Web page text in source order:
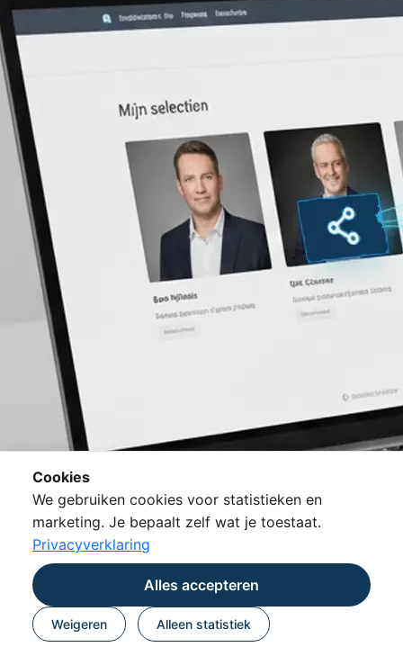
Cookies
We gebruiken cookies voor statistieken en
marketing. Je bepaalt zelf wat je toestaat.
Privacyverklaring
Alles accepteren
Weigeren Alleen statistiek